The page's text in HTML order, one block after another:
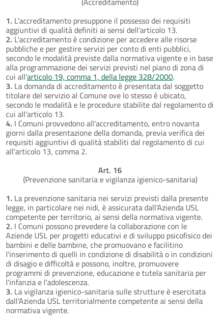
1. L'accreditamento presuppone il possesso dei requisiti
aggiuntivi di qualità definiti ai sensi dell'articolo 13.
2. L'accreditamento è condizione per accedere alle risorse
pubbliche e per gestire servizi per conto di enti pubblici,
secondo le modalità previste dalla normativa vigente e in base
alla programmazione dei servizi previsti nel piano di zona di
cui all'articolo 19, comma 1, della legge 328/2000.
3. La domanda di accreditamento è presentata dal soggetto
titolare del servizio al Comune ove lo stesso è ubicato,
secondo le modalità e le procedure stabilite dal regolamento di
cui all'articolo 13.
4. I Comuni provvedono all'accreditamento, entro novanta
giorni dalla presentazione della domanda, previa verifica dei
requisiti aggiuntivi di qualità stabiliti dal regolamento di cui
all'articolo 13, comma 2.
Art. 16
(Prevenzione sanitaria e vigilanza igienico-sanitaria)
1. La prevenzione sanitaria nei servizi previsti dalla presente
legge, in particolare nei nidi, è assicurata dall'Azienda USL
competente per territorio, ai sensi della normativa vigente.
2. I Comuni possono prevedere la collaborazione con le
Aziende USL per progetti educativi e di sviluppo psicofisico dei
bambini e delle bambine, che promuovano e facilitino
l'inserimento di quelli in condizione di disabilità o in condizioni
di disagio e difficoltà e possono, inoltre, promuovere
programmi di prevenzione, educazione e tutela sanitaria per
l'infanzia e l'adolescenza.
3. La vigilanza igienico-sanitaria sulle strutture è esercitata
dall'Azienda USL territorialmente competente ai sensi della
normativa vigente.